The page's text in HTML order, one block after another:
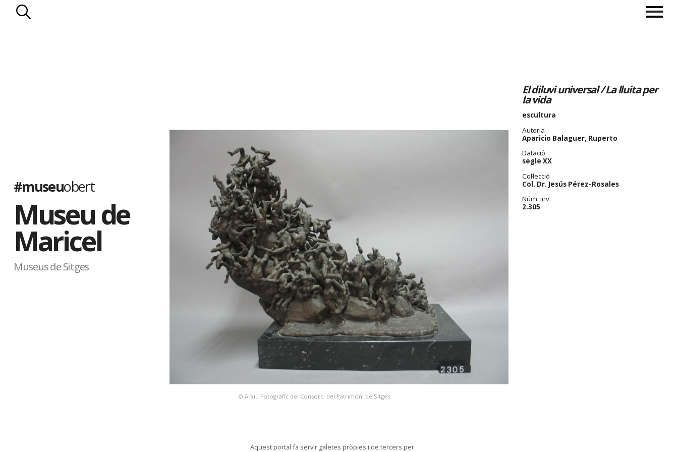
#museuobert
Museu de
Maricel
Museus de Sitges
© Arxiu Fotogràfic del Consorci del Patrimoni de Sitges
El diluvi universal / La lluita per
la vida
escultura
Autoria
Aparicio Balaguer, Ruperto
Datació
segle XX
Col·lecció
Col. Dr. Jesús Pérez-Rosales
Núm. inv.
2.305
Aquest portal fa servir galetes pròpies i de tercers per